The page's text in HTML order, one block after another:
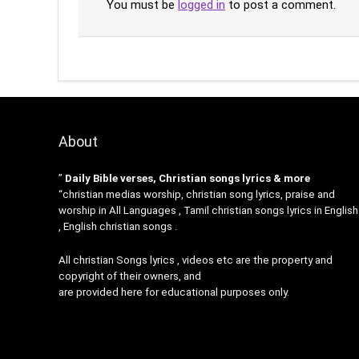
You must be logged in to post a comment.
About
” Daily Bible verses, Christian songs lyrics & more
“christian medias worship, christian song lyrics, praise and
worship in All Languages , Tamil christian songs lyrics in English
, English christian songs .
All christian Songs lyrics , videos etc are the property and
copyright of their owners, and
are provided here for educational purposes only.